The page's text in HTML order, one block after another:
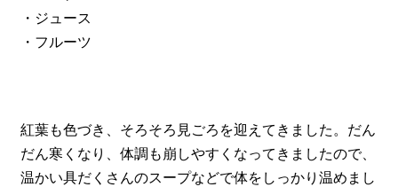
・ジュース
・フルーツ
紅葉も色づき、そろそろ見ごろを迎えてきました。だん
だん寒くなり、体調も崩しやすくなってきましたので、
温かい具だくさんのスープなどで体をしっかり温めまし